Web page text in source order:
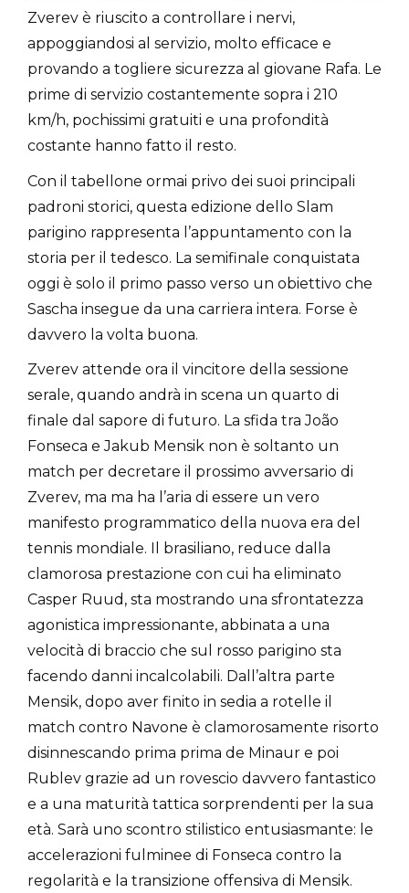
Zverev è riuscito a controllare i nervi,
appoggiandosi al servizio, molto efficace e
provando a togliere sicurezza al giovane Rafa. Le
prime di servizio costantemente sopra i 210
km/h, pochissimi gratuiti e una profondità
costante hanno fatto il resto.
Con il tabellone ormai privo dei suoi principali
padroni storici, questa edizione dello Slam
parigino rappresenta l’appuntamento con la
storia per il tedesco. La semifinale conquistata
oggi è solo il primo passo verso un obiettivo che
Sascha insegue da una carriera intera. Forse è
davvero la volta buona.
Zverev attende ora il vincitore della sessione
serale, quando andrà in scena un quarto di
finale dal sapore di futuro. La sfida tra João
Fonseca e Jakub Mensik non è soltanto un
match per decretare il prossimo avversario di
Zverev, ma ma ha l’aria di essere un vero
manifesto programmatico della nuova era del
tennis mondiale. Il brasiliano, reduce dalla
clamorosa prestazione con cui ha eliminato
Casper Ruud, sta mostrando una sfrontatezza
agonistica impressionante, abbinata a una
velocità di braccio che sul rosso parigino sta
facendo danni incalcolabili. Dall’altra parte
Mensik, dopo aver finito in sedia a rotelle il
match contro Navone è clamorosamente risorto
disinnescando prima prima de Minaur e poi
Rublev grazie ad un rovescio davvero fantastico
e a una maturità tattica sorprendenti per la sua
età. Sarà uno scontro stilistico entusiasmante: le
accelerazioni fulminee di Fonseca contro la
regolarità e la transizione offensiva di Mensik.